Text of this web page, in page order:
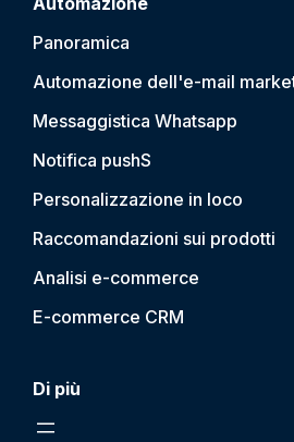
Panoramica
Automazione dell'e-mail
Messaggistica Whatsapp
Notifica pushS
Personalizzazione in loco
Raccomandazioni sui prodotti
Analisi e-commerce
E-commerce CRM
Di più